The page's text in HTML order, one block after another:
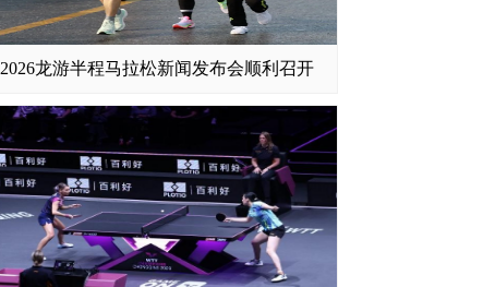
2026龙游半程马拉松新闻发布会顺利召开